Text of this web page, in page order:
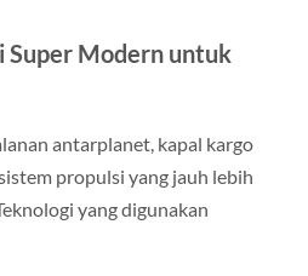
Super Modern untuk
antarplanet, kapal kargo
propulsi yang jauh lebih
yang digunakan